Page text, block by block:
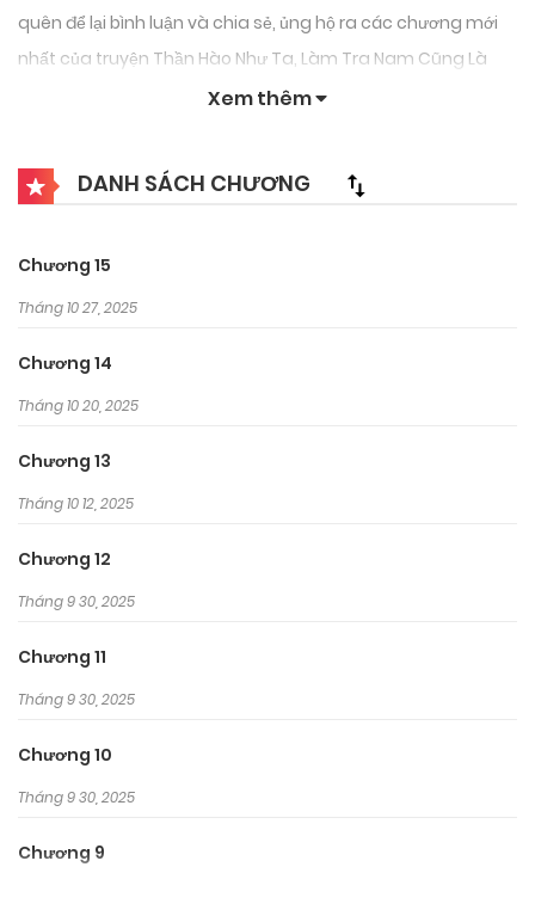
quên để lại bình luận và chia sẻ, ủng hộ ra các chương mới
nhất của truyện Thần Hào Như Ta, Làm Tra Nam Cũng Là
Xem thêm
DANH SÁCH CHƯƠNG
Chương 15
Tháng 10 27, 2025
Chương 14
Tháng 10 20, 2025
Chương 13
Tháng 10 12, 2025
Chương 12
Tháng 9 30, 2025
Chương 11
Tháng 9 30, 2025
Chương 10
Tháng 9 30, 2025
Chương 9